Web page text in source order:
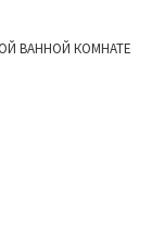
ВАННОЙ КОМНАТЕ